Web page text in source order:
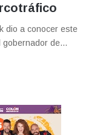
dio a conocer este
gobernador de…